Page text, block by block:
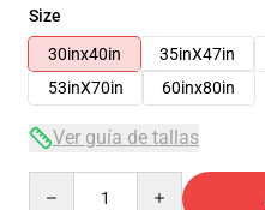
Size
30inx40in
35inX47in
53inX70in
60inx80in
Ver guía de tallas